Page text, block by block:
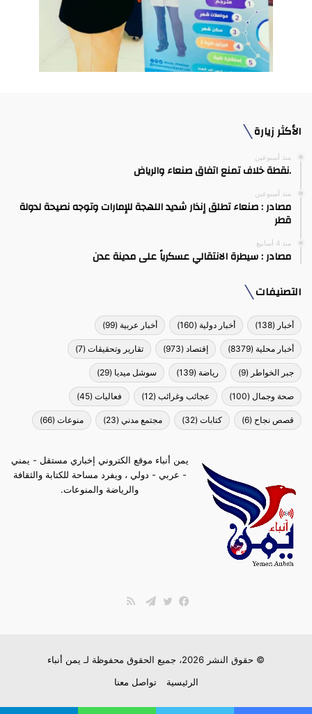
الأكثر زيارة
منذ أسبوعين
.نقطة خلاف تمنع اتفاق صنعاء والرياض
منذ أسبوعين
مصادر : صنعاء تطلق إنذار شديد اللهجة للإمارات وتوجه نصيحة لدولة
قطر
منذ 4 أسابيع
مصادر : سيطرة الانتقالي عسكرياً على مدينة عدن
التصنيفات
أخبار (138) أخبار دولية (160) أخبار عربية (99)
أخبار محلية (8379) إقتصاد (973) تقارير وتحقيقات (7)
جبر الخواطر (9) رياضة (139) سوشل ميديا (29)
صحة وجمال (100) عجائب وغرائب (12) فعاليات (45)
قصص نجاح (6) كتابات (32) مجتمع مدني (23) منوعات (66)
يمن أنباء موقع الكتروني إخباري مستقل - يمني
- عربي - دولي ، ويفرد مساحة للكتابة والثقافة
والرياضة والمنوعات.
© حقوق النشر 2026، جميع الحقوق محفوظة لـ
يمن أنباء
الرئيسية
تواصل معنا